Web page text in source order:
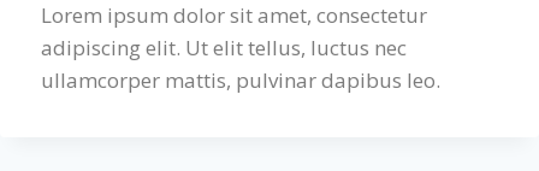
Lorem ipsum dolor sit amet, consectetur
adipiscing elit. Ut elit tellus, luctus nec
ullamcorper mattis, pulvinar dapibus leo.